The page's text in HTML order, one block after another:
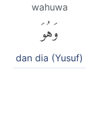
wahuwa
وَهُوَ
dan dia (Yusuf)